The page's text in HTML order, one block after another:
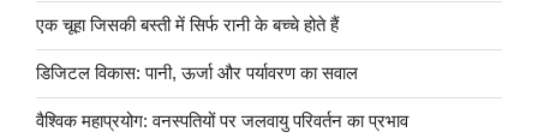
एक चूहा जिसकी बस्ती में सिर्फ रानी के बच्चे होते हैं
डिजिटल विकास: पानी, ऊर्जा और पर्यावरण का सवाल
वैश्विक महाप्रयोग: वनस्पतियों पर जलवायु परिवर्तन का प्रभाव